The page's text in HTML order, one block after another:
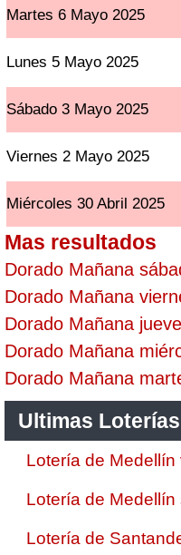
Martes 6 Mayo 2025
Lunes 5 Mayo 2025
Sábado 3 Mayo 2025
Viernes 2 Mayo 2025
Miércoles 30 Abril 2025
Mas resultados
Dorado Mañana
Dorado Mañana
Dorado Mañana
Dorado Mañana
Dorado Mañana
Ultimas Loterías
Lotería de
Lotería de
Lotería de